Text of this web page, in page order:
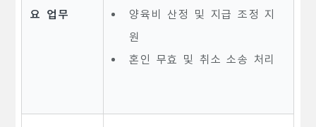
요 업무
양육비 산정 및 지급 조정 지
원
혼인 무효 및 취소 소송 처리